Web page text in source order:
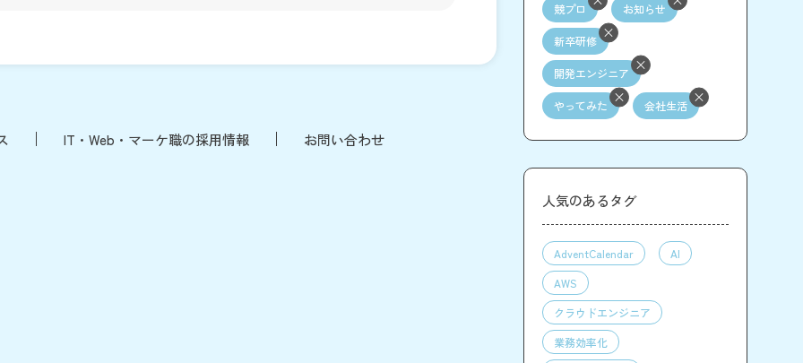
IT・Web・マーケ職の採用情報 お問い合わせ
競プロ お知らせ
新卒研修
開発エンジニア
やってみた 会社生活
人気のあるタグ
AdventCalendar
AI
AWS
クラウドエンジニア
業務効率化